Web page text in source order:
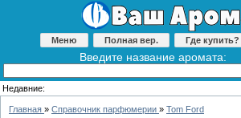
Меню Полная вер. Где купить?
Введите название аромата:
Недавние:
Главная » Справочник парфюмерии » Tom Ford